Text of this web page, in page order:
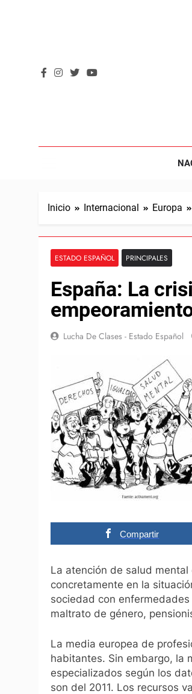
Inicio Internacional Europa
ESTADO ESPAÑOL PRINCIPALES
España: La
Lucha De Clases - Estado Español
Compartir
La atención de salud
concretamente en la
sociedad con
maltrato de género,
La media europea de
habitantes. Sin embargo, la
especializados según los
son del 2011. Los recursos